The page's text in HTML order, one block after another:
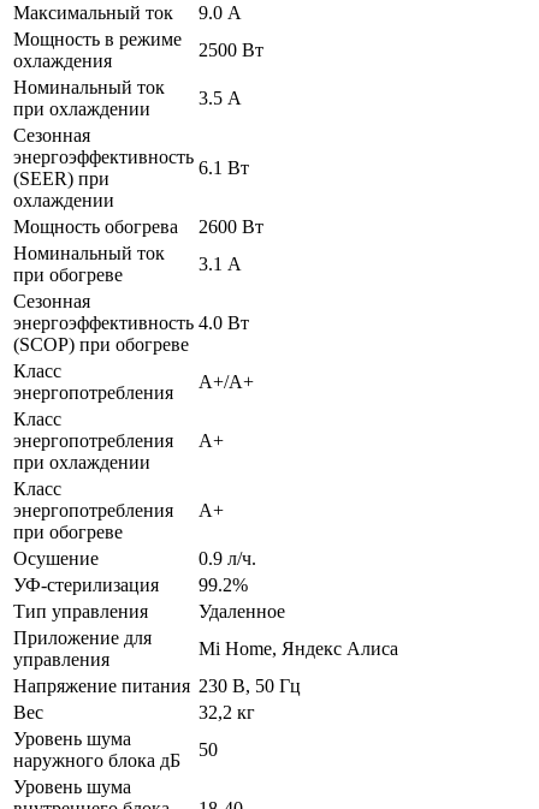
Максимальный ток
9.0 А
Мощность в режиме
охлаждения
2500 Вт
Номинальный ток
при охлаждении
3.5 А
Сезонная
энергоэффективность
(SEER) при
охлаждении
6.1 Вт
Мощность обогрева
2600 Вт
Номинальный ток
при обогреве
3.1 А
Сезонная
энергоэффективность
(SCOP) при обогреве
4.0 Вт
Класс
энергопотребления
A+/A+
Класс
энергопотребления
при охлаждении
A+
Класс
энергопотребления
при обогреве
A+
Осушение
0.9 л/ч.
УФ-стерилизация
99.2%
Тип управления
Удаленное
Приложение для
управления
Mi Home, Яндекс Алиса
Напряжение питания 230 В, 50 Гц
Вес
32,2 кг
Уровень шума
наружного блока дБ
50
Уровень шума